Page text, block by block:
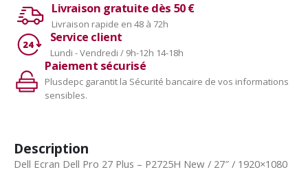
Livraison gratuite dès 50 €
Livraison rapide en 48 à 72h
Service client
Lundi - Vendredi / 9h-12h 14-18h
Paiement sécurisé
Plusdepc garantit la Sécurité bancaire de vos informations
sensibles.
Description
Dell Ecran Dell Pro 27 Plus – P2725H New / 27″ / 1920×1080